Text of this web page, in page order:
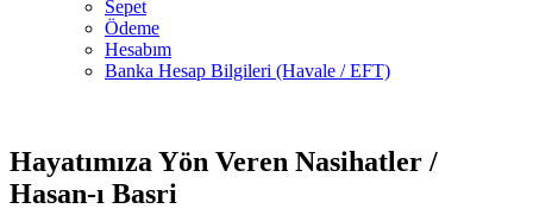
Sepet
Ödeme
Hesabım
Banka Hesap Bilgileri (Havale / EFT)
Hayatımıza Yön Veren Nasihatler /
Hasan-ı Basri